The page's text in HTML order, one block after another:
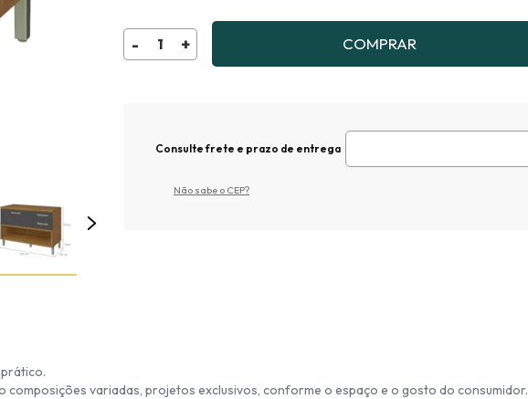
COMPRAR
Consulte frete e prazo de entrega
Não sabe o CEP?
composições variadas, projetos exclusivos, conforme o espaço e o gosto do consumidor.